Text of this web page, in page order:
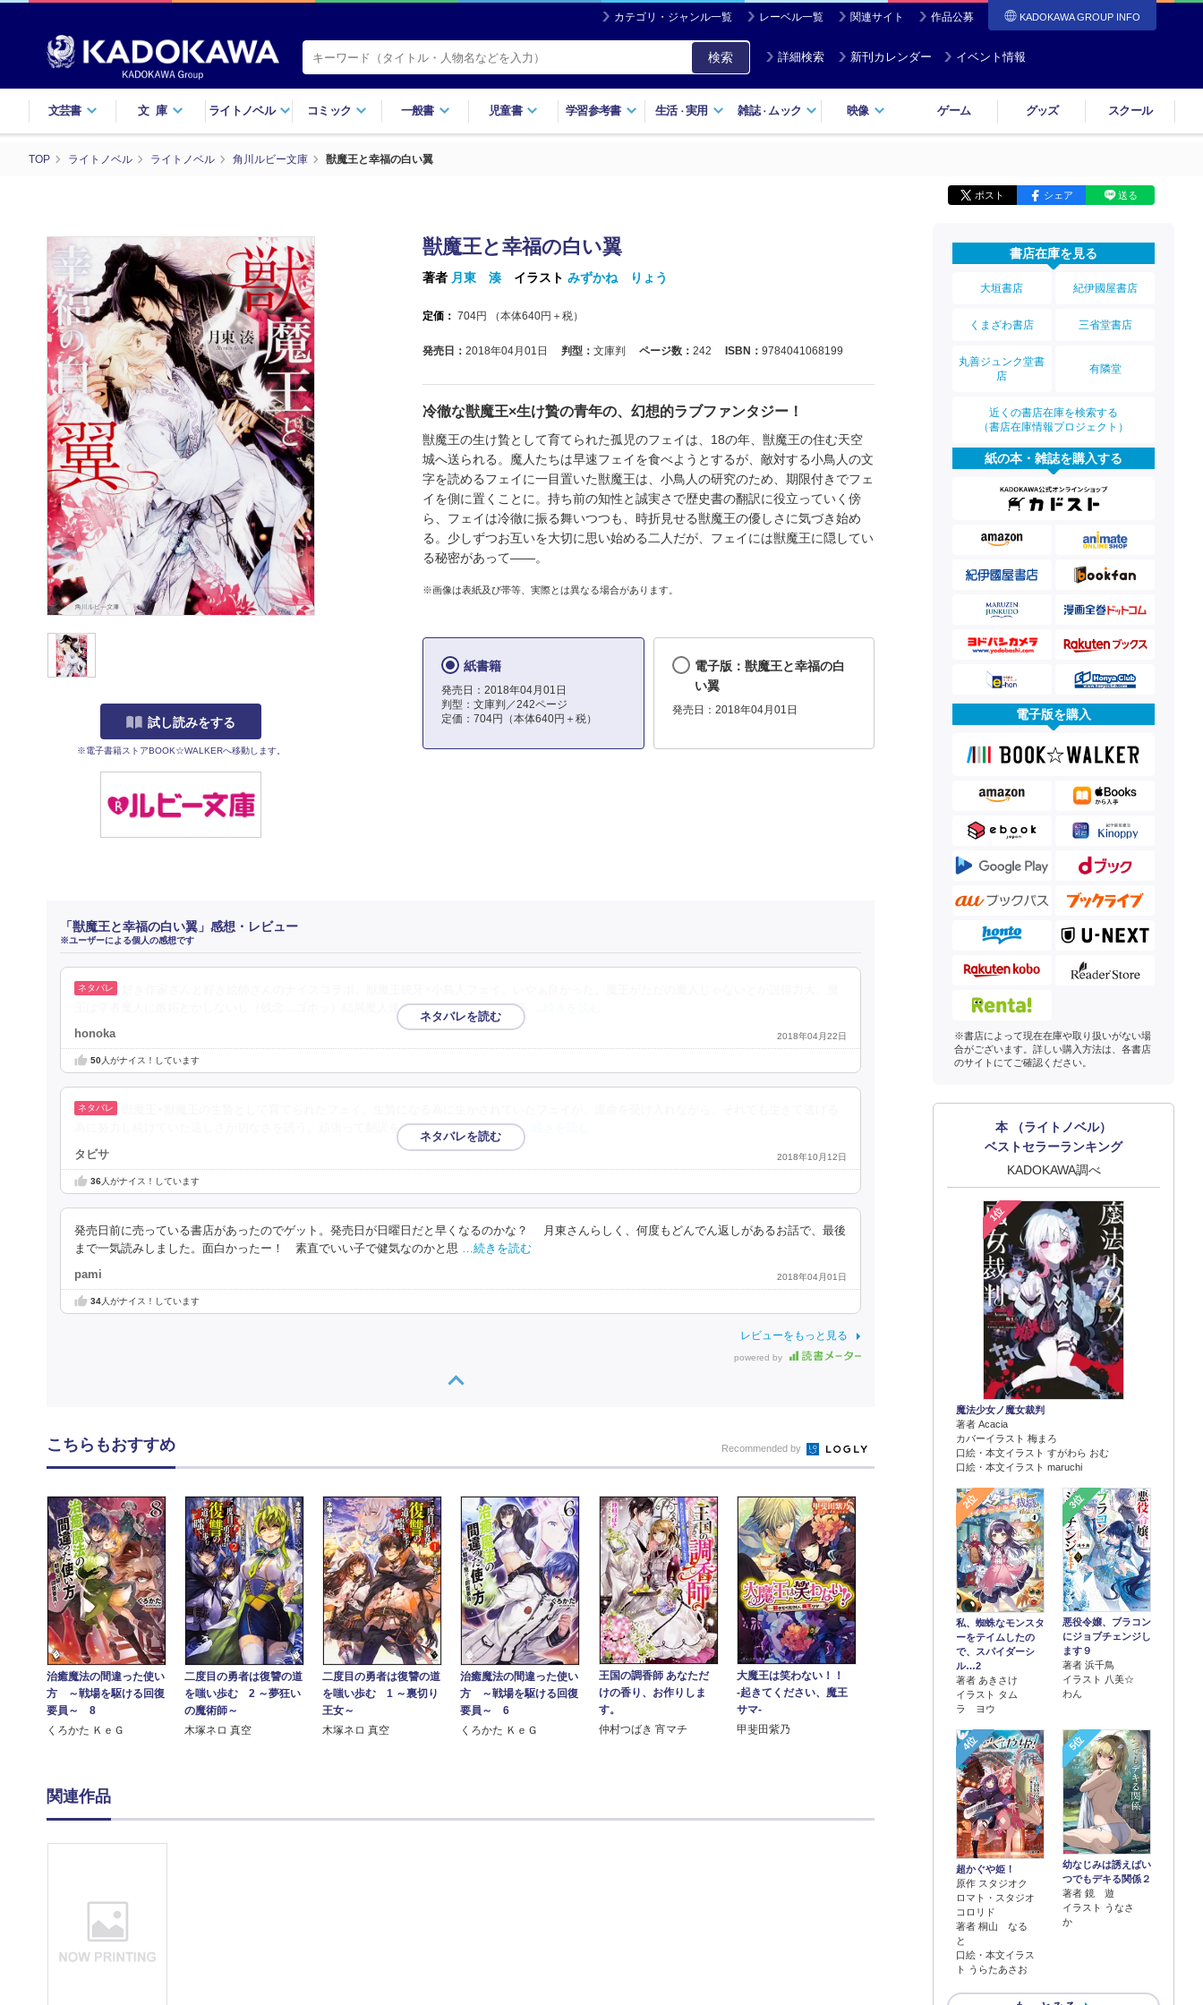
カテゴリ・ジャンル一覧 レーベル一覧 関連サイト 作品公募 KADOKAWA GROUP INFO
検索 詳細検索 新刊カレンダー イベント情報
文芸書 文庫 ライトノベル コミック 一般書 児童書 学習参考書 生活・実用 雑誌・ ムック 映像 ゲーム グッズ スクール
TOP ライトノベル ライトノベル 角川ルビー文庫 獣魔王と幸福の白い翼
ポスト シェア 送る
試し読みをする
※電子書籍ストアBOOK☆WALKERへ移動します。
獣魔王と幸福の白い翼
著者 月東 湊 イラスト みずかね りょう
定価： 704円 （本体640円＋税）
発売日： 2018年04月01日 判型： 文庫判 ページ数： 242 ISBN： 9784041068199
冷徹な獣魔王×生け贄の青年の、幻想的ラブファンタジー！
獣魔王の生け贄として育てられた孤児のフェイは、18の年、獣魔王の住む天空
城へ送られる。魔人たちは早速フェイを食べようとするが、敵対する小鳥人の文
字を読めるフェイに一目置いた獣魔王は、小鳥人の研究のため、期限付きでフェ
イを側に置くことに。持ち前の知性と誠実さで歴史書の翻訳に役立っていく傍
ら、フェイは冷徹に振る舞いつつも、時折見せる獣魔王の優しさに気づき始め
る。少しずつお互いを大切に思い始める二人だが、フェイには獣魔王に隠してい
る秘密があって――。
※画像は表紙及び帯等、実際とは異なる場合があります。
紙書籍
発売日：2018年04月01日
判型：文庫判／242ページ
定価：704円（本体640円＋税）
電子版：獣魔王と幸福の白
い翼
発売日：2018年04月01日
「獣魔王と幸福の白い翼」感想・レビュー
※ユーザーによる個人の感想です
王は学者魔人に嫉妬とかしないし（残念…ゴホッ）結局魔人達も怖くなかった。むしろ
honoka 2018年04月22日
50人がナイス！しています
為に努力し続けていた逞しさが切なさを誘う。頑張って翻訳を続けて辿り着いた先に …続きを読む
タビサ 2018年10月12日
36人がナイス！しています
発売日前に売っている書店があったのでゲット。発売日が日曜日だと早くなるのかな？ 月東さんらしく、何度もどんでん返しがあるお話で、最後
まで一気読みしました。面白かったー！ 素直でいい子で健気なのかと思 …続きを読む
pami 2018年04月01日
34人がナイス！しています
レビューをもっと見る
powered by
書店在庫を見る
大垣書店 紀伊國屋書店
くまざわ書店 三省堂書店
丸善ジュンク堂書
店
有隣堂
近くの書店在庫を検索する
（書店在庫情報プロジェクト）
紙の本・雑誌を購入する
電子版を購入
※書店によって現在在庫や取り扱いがない場
合がございます。詳しい購入方法は、各書店
のサイトにてご確認ください。
本 （ライトノベル）
ベストセラーランキング
KADOKAWA調べ
1位
魔法少女ノ魔女裁判
著者 Acacia
カバーイラスト 梅まろ
口絵・本文イラスト すがわら おむ
口絵・本文イラスト maruchi
2位
私、蜘蛛なモンスタ
ーをテイムしたの
で、スパイダーシ
ル…2
著者 あきさけ
イラスト タム
ラ ヨウ
3位
悪役令嬢、ブラコン
にジョブチェンジし
ます９
著者 浜千鳥
イラスト 八美☆
わん
4位
超かぐや姫！
原作 スタジオク
ロマト・スタジオ
コロリド
著者 桐山 なる
と
口絵・本文イラス
ト うらたあさお
5位
幼なじみは誘えばい
つでもデキる関係２
著者 鏡 遊
イラスト うなさ
か
こちらもおすすめ Recommended by
治癒魔法の間違った使い
方 ～戦場を駆ける回復
要員～ 8
くろかた ＫｅＧ
二度目の勇者は復讐の道
を嗤い歩む 2 ～夢狂い
の魔術師～
木塚ネロ 真空
二度目の勇者は復讐の道
を嗤い歩む 1 ～裏切り
王女～
木塚ネロ 真空
治癒魔法の間違った使い
方 ～戦場を駆ける回復
要員～ 6
くろかた ＫｅＧ
王国の調香師 あなただ
けの香り、お作りしま
す。
仲村つばき 宵マチ
大魔王は笑わない！！
‐起きてください、魔王
サマ‐
甲斐田紫乃
関連作品